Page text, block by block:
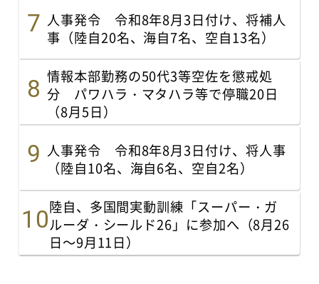
人事発令 令和8年8月3日付け、将補人
事（陸自20名、海自7名、空自13名）
情報本部勤務の50代3等空佐を懲戒処
分 パワハラ・マタハラ等で停職20日
（8月5日）
人事発令 令和8年8月3日付け、将人事
（陸自10名、海自6名、空自2名）
陸自、多国間実動訓練「スーパー・ガ
ルーダ・シールド26」に参加へ（8月26
日～9月11日）